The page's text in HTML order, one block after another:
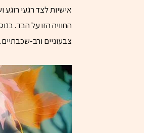
אישיות לצד רגעי
החוויה הזו על הבד.
צבעוניים ורב-שכבתיים.